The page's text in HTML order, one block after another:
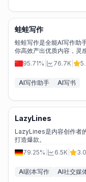
蛙蛙写作
蛙蛙写作是全能AI写作助
你高效产出优质内容，灵
95.71%
76.7K
AI写作助手 AI写书
LazyLines
LazyLines是内容创作者
打造爆款。
79.25%
6.5K 3.0
AI剧本写作